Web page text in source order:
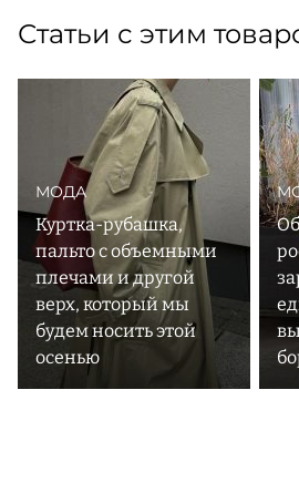
Статьи с этим
МОДА
Куртка-рубашка,
пальто с объемными
плечами и другой
верх, который мы
будем носить этой
осенью